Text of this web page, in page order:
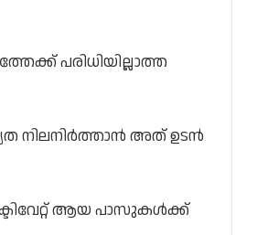
പരിധിയില്ലാത്ത
നിലനിർത്താൻ അത് ഉടൻ
ആയ പാസുകൾക്ക്